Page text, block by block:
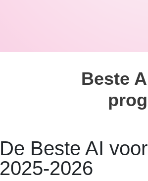
Beste
De Beste AI
2025-2026